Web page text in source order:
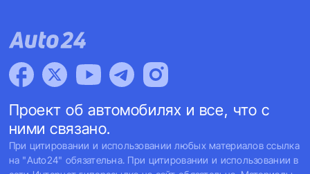
#трициклсвоимируками
#самоделка⚙
♬ оригінальний звук - @Rivne.Regi0n#
Проект об автомобилях и все, что с
ними связано.
При цитировании и использовании любых материалов ссылка
на "Auto24" обязательна. При цитировании и использовании в